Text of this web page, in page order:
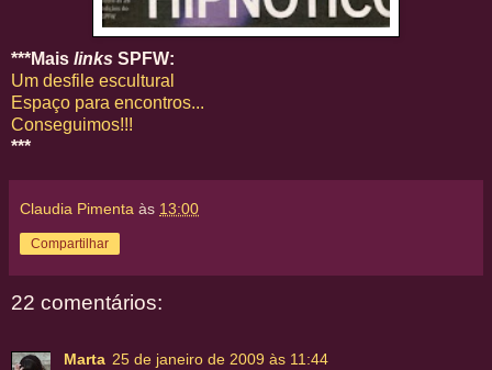
***Mais links SPFW:
Um desfile escultural
Espaço para encontros...
Conseguimos!!!
***
Claudia Pimenta às 13:00
Compartilhar
22 comentários:
Marta 25 de janeiro de 2009 às 11:44